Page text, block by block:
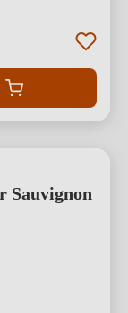
Sauvignon
von 4.74